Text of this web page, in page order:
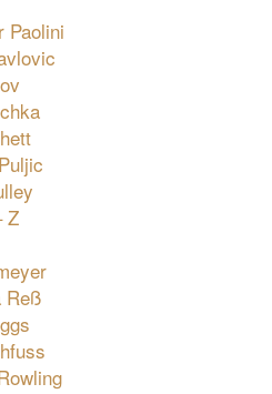
Paolini
Z
Reß